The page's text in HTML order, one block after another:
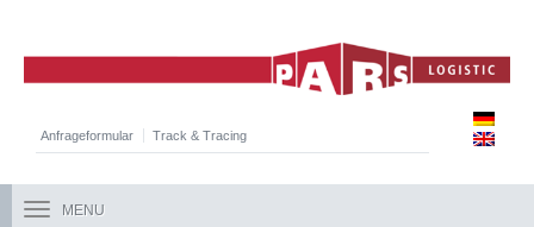
Anfrageformular Track & Tracing
MENU